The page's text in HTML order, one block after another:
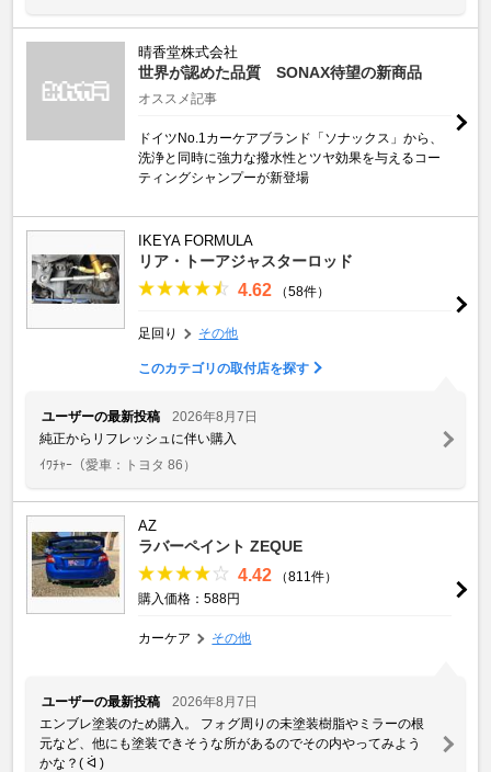
晴香堂株式会社
世界が認めた品質 SONAX待望の新商品
オススメ記事
ドイツNo.1カーケアブランド「ソナックス」から、
洗浄と同時に強力な撥水性とツヤ効果を与えるコー
ティングシャンプーが新登場
IKEYA FORMULA
リア・トーアジャスターロッド
4.62 （58件）
足回り その他
このカテゴリの取付店を探す
ユーザーの最新投稿
2026年8月7日
純正からリフレッシュに伴い購入
ｲﾜﾁｬｰ （愛車：トヨタ 86）
AZ
ラバーペイント ZEQUE
4.42
（811件）
購入価格：588円
カーケア その他
ユーザーの最新投稿
2026年8月7日
エンブレ塗装のため購入。 フォグ周りの未塗装樹脂やミラーの根
元など、他にも塗装できそうな所があるのでその内やってみよう
かな？( ᐛ )